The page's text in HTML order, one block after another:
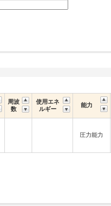
周波
数
使用エネ
ルギー
能力
圧力能力